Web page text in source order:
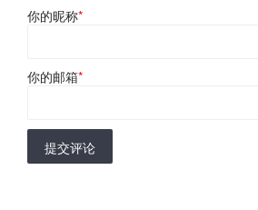
你的昵称*
你的邮箱*
提交评论